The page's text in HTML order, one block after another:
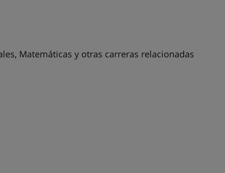
Matemáticas y otras carreras relacionadas